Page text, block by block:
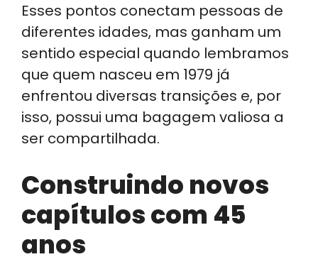
Esses pontos conectam pessoas de
diferentes idades, mas ganham um
sentido especial quando lembramos
que quem nasceu em 1979 já
enfrentou diversas transições e, por
isso, possui uma bagagem valiosa a
ser compartilhada.
Construindo novos
capítulos com 45
anos